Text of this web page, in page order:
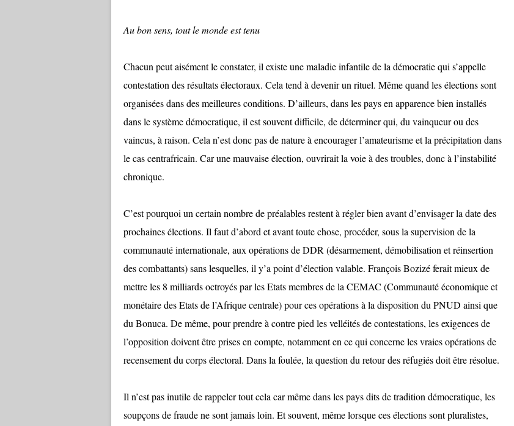
Au bon sens, tout le monde est tenu
Chacun peut aisément le constater, il existe une maladie infantile de la démocratie qui s’appelle
contestation des résultats électoraux. Cela tend à devenir un rituel. Même quand les élections sont
organisées dans des meilleures conditions. D’ailleurs, dans les pays en apparence bien installés
dans le système démocratique, il est souvent difficile, de déterminer qui, du vainqueur ou des
vaincus, à raison. Cela n’est donc pas de nature à encourager l’amateurisme et la précipitation dans
le cas centrafricain. Car une mauvaise élection, ouvrirait la voie à des troubles, donc à l’instabilité
chronique.
C’est pourquoi un certain nombre de préalables restent à régler bien avant d’envisager la date des
prochaines élections. Il faut d’abord et avant toute chose, procéder, sous la supervision de la
communauté internationale, aux opérations de DDR (désarmement, démobilisation et réinsertion
des combattants) sans lesquelles, il y’a point d’élection valable. François Bozizé ferait mieux de
mettre les 8 milliards octroyés par les Etats membres de la CEMAC (Communauté économique et
monétaire des Etats de l’Afrique centrale) pour ces opérations à la disposition du PNUD ainsi que
du Bonuca. De même, pour prendre à contre pied les velléités de contestations, les exigences de
l’opposition doivent être prises en compte, notamment en ce qui concerne les vraies opérations de
recensement du corps électoral. Dans la foulée, la question du retour des réfugiés doit être résolue.
Il n’est pas inutile de rappeler tout cela car même dans les pays dits de tradition démocratique, les
soupçons de fraude ne sont jamais loin. Et souvent, même lorsque ces élections sont pluralistes,